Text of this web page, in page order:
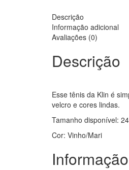
Descrição
Informação adicional
Avaliações (0)
Descrição
Esse tênis da Klin é
velcro e cores lindas.
Tamanho disponível:
Cor: Vinho/Mari